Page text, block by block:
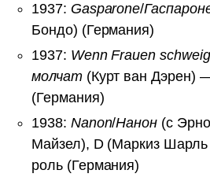
1937: Gasparone/
Бондо) (Германия)
1937: Wenn Frauen
молчат(Курт ван Дэрен)
(Германия)
1938: Nanon/Нанон (с
Майзел), D (Маркиз
роль (Германия)